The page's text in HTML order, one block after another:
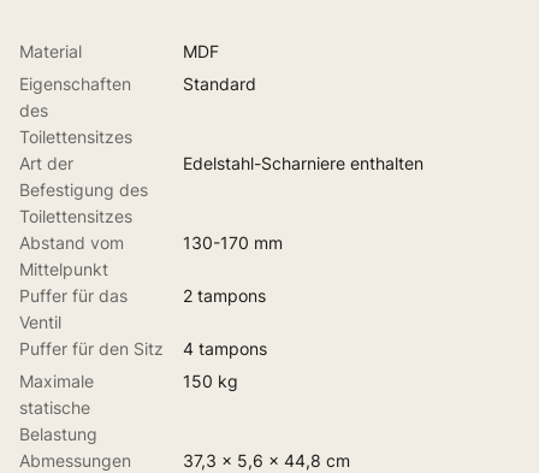
Material
MDF
Eigenschaften
des
Toilettensitzes
Standard
Art der
Befestigung des
Toilettensitzes
Edelstahl-Scharniere enthalten
Abstand vom
Mittelpunkt
130-170 mm
Puffer für das
Ventil
2 tampons
Puffer für den Sitz
4 tampons
Maximale
statische
Belastung
150 kg
Abmessungen
37,3 x 5,6 x 44,8 cm